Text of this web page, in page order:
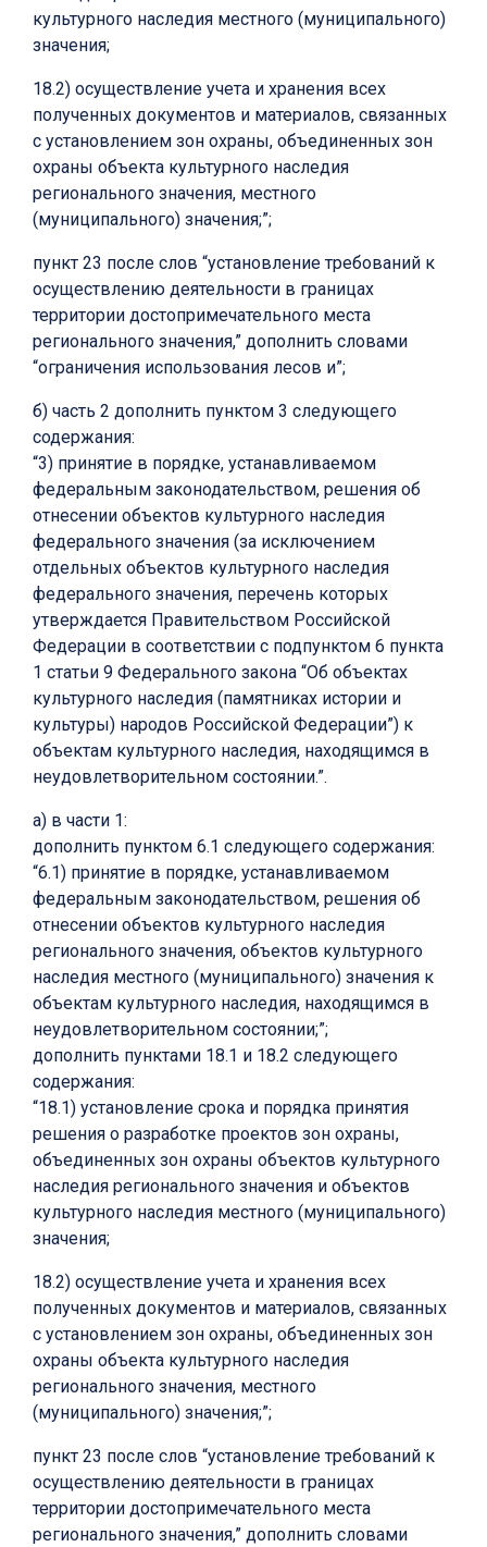
культурного наследия местного (муниципального)
значения;
18.2) осуществление учета и хранения всех
полученных документов и материалов, связанных
с установлением зон охраны, объединенных зон
охраны объекта культурного наследия
регионального значения, местного
(муниципального) значения;”;
пункт 23 после слов “установление требований к
осуществлению деятельности в границах
территории достопримечательного места
регионального значения,” дополнить словами
“ограничения использования лесов и”;
б) часть 2 дополнить пунктом 3 следующего
содержания:
“3) принятие в порядке, устанавливаемом
федеральным законодательством, решения об
отнесении объектов культурного наследия
федерального значения (за исключением
отдельных объектов культурного наследия
федерального значения, перечень которых
утверждается Правительством Российской
Федерации в соответствии с подпунктом 6 пункта
1 статьи 9 Федерального закона “Об объектах
культурного наследия (памятниках истории и
культуры) народов Российской Федерации”) к
объектам культурного наследия, находящимся в
неудовлетворительном состоянии.”.
а) в части 1:
дополнить пунктом 6.1 следующего содержания:
“6.1) принятие в порядке, устанавливаемом
федеральным законодательством, решения об
отнесении объектов культурного наследия
регионального значения, объектов культурного
наследия местного (муниципального) значения к
объектам культурного наследия, находящимся в
неудовлетворительном состоянии;”;
дополнить пунктами 18.1 и 18.2 следующего
содержания:
“18.1) установление срока и порядка принятия
решения о разработке проектов зон охраны,
объединенных зон охраны объектов культурного
наследия регионального значения и объектов
культурного наследия местного (муниципального)
значения;
18.2) осуществление учета и хранения всех
полученных документов и материалов, связанных
с установлением зон охраны, объединенных зон
охраны объекта культурного наследия
регионального значения, местного
(муниципального) значения;”;
пункт 23 после слов “установление требований к
осуществлению деятельности в границах
территории достопримечательного места
регионального значения,” дополнить словами